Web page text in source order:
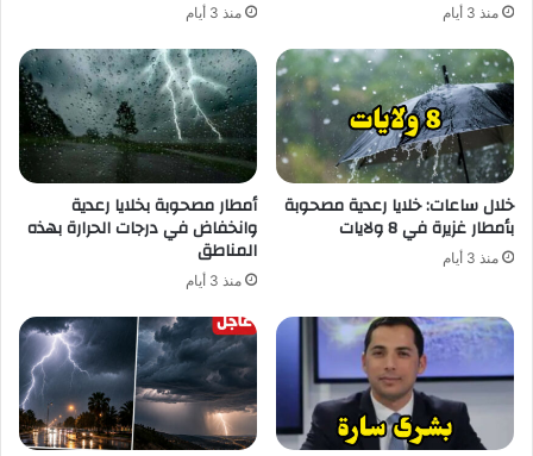
منذ 3 أيام منذ 3 أيام
خلال ساعات: خلايا رعدية مصحوبة
بأمطار غزيرة في 8 ولايات
منذ 3 أيام
أمطار مصحوبة بخلايا رعدية
وانخفاض في درجات الحرارة بهذه
المناطق
منذ 3 أيام